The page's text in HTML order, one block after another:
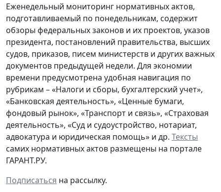
Еженедельный мониторинг нормативных актов,
подготавливаемый по понедельникам, содержит
обзоры федеральных законов и их проектов, указов
президента, постановлений правительства, высших
судов, приказов, писем министерств и других важных
документов предыдущей недели. Для экономии
времени предусмотрена удобная навигация по
рубрикам – «Налоги и сборы, бухгалтерский учет»,
«Банковская деятельность», «Ценные бумаги,
фондовый рынок», «Транспорт и связь», «Страховая
деятельность», «Суд и судоустройство, нотариат,
адвокатура и юридическая помощь» и др. Тексты
самих нормативных актов размещены на портале
ГАРАНТ.РУ.
Подписаться на рассылку.